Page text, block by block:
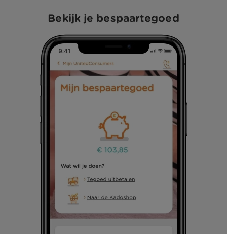
Bekijk je bespaartegoed